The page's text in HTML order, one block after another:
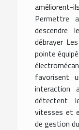
Permettre
descendre
débrayer
pointe
favorisent
interaction
détectent
vitesses et
de gestion